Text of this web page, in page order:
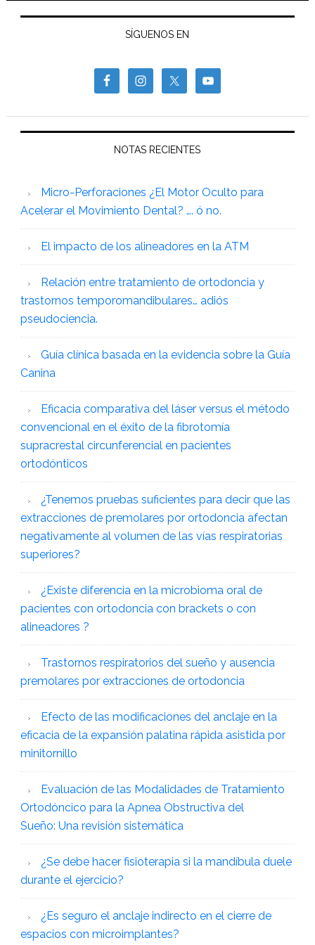
SÍGUENOS EN
NOTAS RECIENTES
Micro-Perforaciones ¿El Motor Oculto para
Acelerar el Movimiento Dental? …. ó no.
El impacto de los alineadores en la ATM
Relación entre tratamiento de ortodoncia y
trastornos temporomandibulares… adiós
pseudociencia.
Guía clínica basada en la evidencia sobre la Guía
Canina
Eficacia comparativa del láser versus el método
convencional en el éxito de la fibrotomía
supracrestal circunferencial en pacientes
ortodónticos
¿Tenemos pruebas suficientes para decir que las
extracciones de premolares por ortodoncia afectan
negativamente al volumen de las vías respiratorias
superiores?
¿Existe diferencia en la microbioma oral de
pacientes con ortodoncia con brackets o con
alineadores ?
Trastornos respiratorios del sueño y ausencia
premolares por extracciones de ortodoncia
Efecto de las modificaciones del anclaje en la
eficacia de la expansión palatina rápida asistida por
minitornillo
Evaluación de las Modalidades de Tratamiento
Ortodóncico para la Apnea Obstructiva del
Sueño: Una revisión sistemática
¿Se debe hacer fisioterapia si la mandíbula duele
durante el ejercicio?
¿Es seguro el anclaje indirecto en el cierre de
espacios con microimplantes?